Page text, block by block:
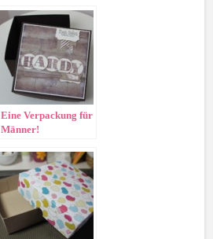
Eine Verpackung für
Männer!